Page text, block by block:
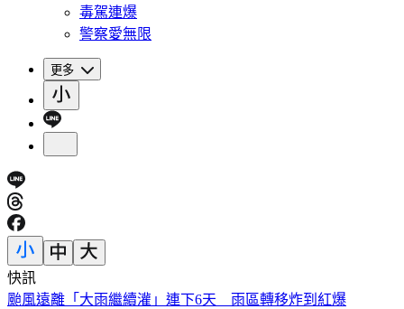
毒駕連爆
警察愛無限
更多
快訊
SBS歌謠大戰／KISS OF LIFE 狂飆夯曲〈SWEAT〉全場狂叫